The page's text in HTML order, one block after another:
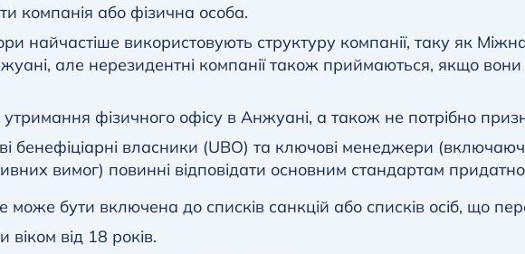
компанія або фізична особа.
найчастіше використовують структуру компанії, таку як
але нерезидентні компанії також приймаються, якщо
фізичного офісу в Анжуані, а також не потрібно
бенефіціарні власники (UBO) та ключові менеджери
вимог) повинні відповідати основним стандартам
може бути включена до списків санкцій або списків осіб, що
віком від 18 років.